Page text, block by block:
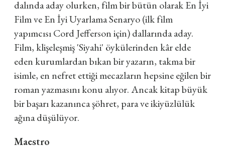
dalında aday olurken, film bir bütün olarak En İyi
Film ve En İyi Uyarlama Senaryo (ilk film
yapımcısı Cord Jefferson için) dallarında aday.
Film, klişeleşmiş 'Siyahi' öykülerinden kâr elde
eden kurumlardan bıkan bir yazarın, takma bir
isimle, en nefret ettiği mecazların hepsine eğilen bir
roman yazmasını konu alıyor. Ancak kitap büyük
bir başarı kazanınca şöhret, para ve ikiyüzlülük
ağına düşülüyor.
Maestro